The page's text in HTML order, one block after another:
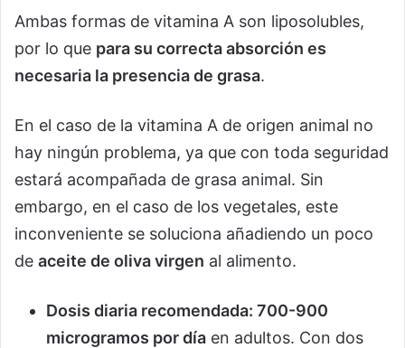
Ambas formas de vitamina A son liposolubles,
por lo que para su correcta absorción es
necesaria la presencia de grasa.
En el caso de la vitamina A de origen animal no
hay ningún problema, ya que con toda seguridad
estará acompañada de grasa animal. Sin
embargo, en el caso de los vegetales, este
inconveniente se soluciona añadiendo un poco
de aceite de oliva virgen al alimento.
Dosis diaria recomendada: 700-900
microgramos por día en adultos. Con dos